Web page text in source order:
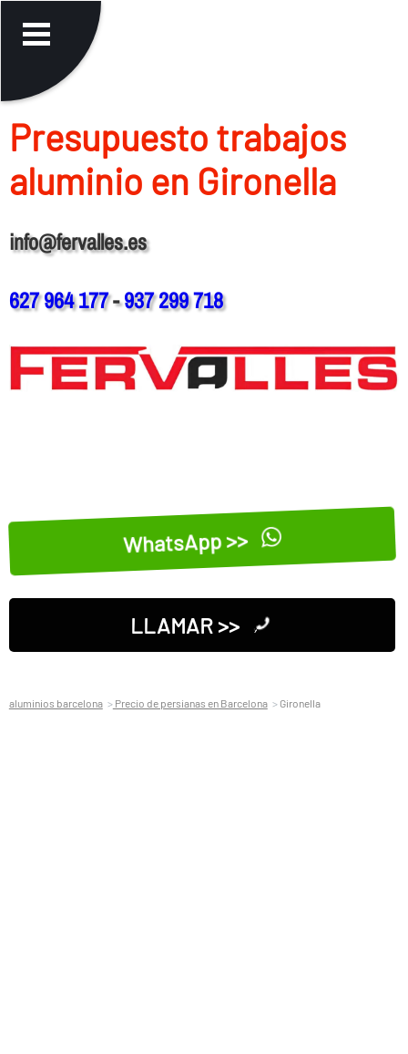
Presupuesto trabajos
aluminio en Gironella
info@fervalles.es
627 964 177-937 299 718
WhatsApp >>
LLAMAR >>
aluminios barcelona Precio de persianas en Barcelona Gironella